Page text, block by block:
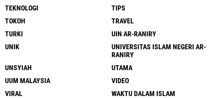
TEKNOLOGI
TIPS
TOKOH
TRAVEL
TURKI
UIN AR-RANIRY
UNIK
UNIVERSITAS ISLAM NEGERI AR-
RANIRY
UNSYIAH
UTAMA
UUM MALAYSIA
VIDEO
VIRAL
WAKTU DALAM ISLAM